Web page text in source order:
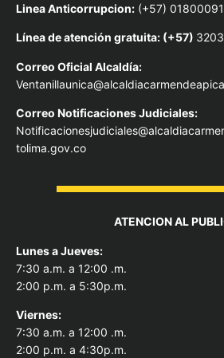
Linea Anticorrupcion: (+57)
Línea de atención gratuita: (+57)
Correo Oficial Alcaldía:
Correo Notificaciones Judiciales:
tolima.gov.co
ATENCION AL
Lunes a Jueves:
7:30 a.m. a 12:00 .m.
2:00 p.m. a 5:30p.m.
Viernes:
7:30 a.m. a 12:00 .m.
2:00 p.m. a 4:30p.m.